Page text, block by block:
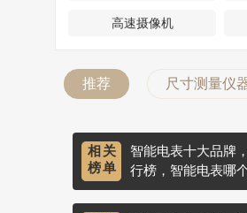
高速摄像机
推荐 尺寸测量仪
相关
榜单
智能电表十大品牌
行榜，智能电表哪